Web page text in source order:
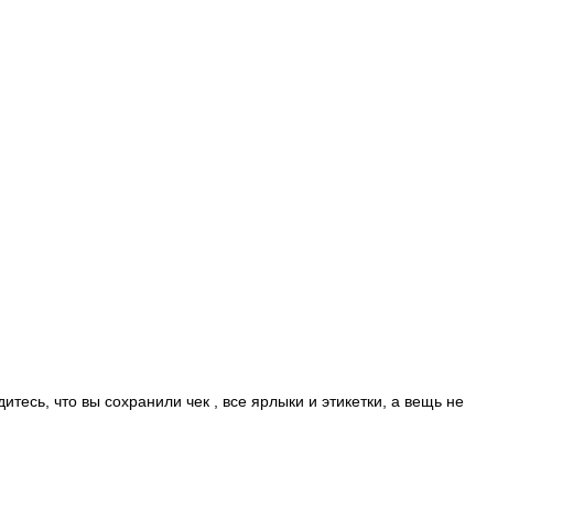
что вы сохранили чек , все ярлыки и этикетки, а вещь не